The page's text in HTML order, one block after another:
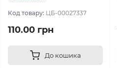
Код товару: ЦБ-00027337
110.00 грн
До кошика